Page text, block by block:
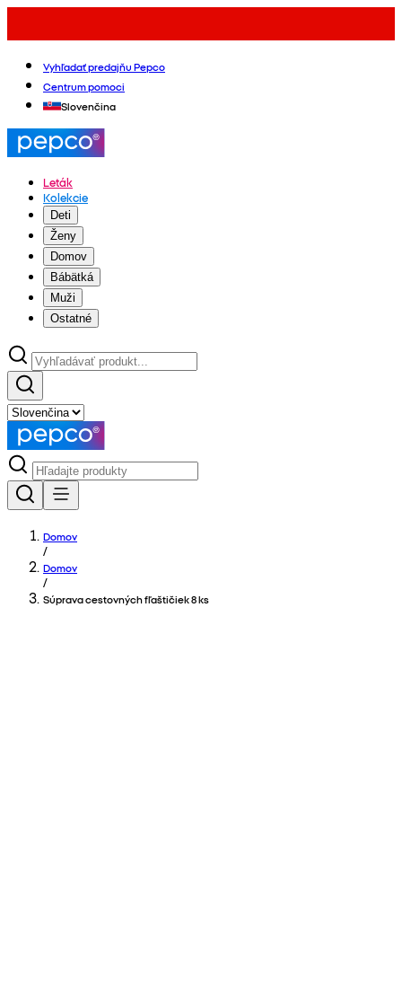
Vyhľadať predajňu Pepco
Centrum pomoci
Slovenčina
Leták
Kolekcie
Deti
Ženy
Domov
Bábätká
Muži
Ostatné
Domov
/
Domov
/
Súprava cestovných fľaštičiek 8 ks